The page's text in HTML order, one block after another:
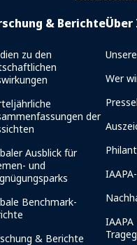
& Berichte
zu den
der
Ausblick für
und
Benchmark-
& Berichte
Über
Wer